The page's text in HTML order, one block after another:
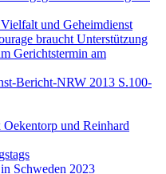
und Geheimdienst
braucht Unterstützung
Gerichtstermin am
Bericht-NRW 2013 S.100-
und Reinhard
Schweden 2023